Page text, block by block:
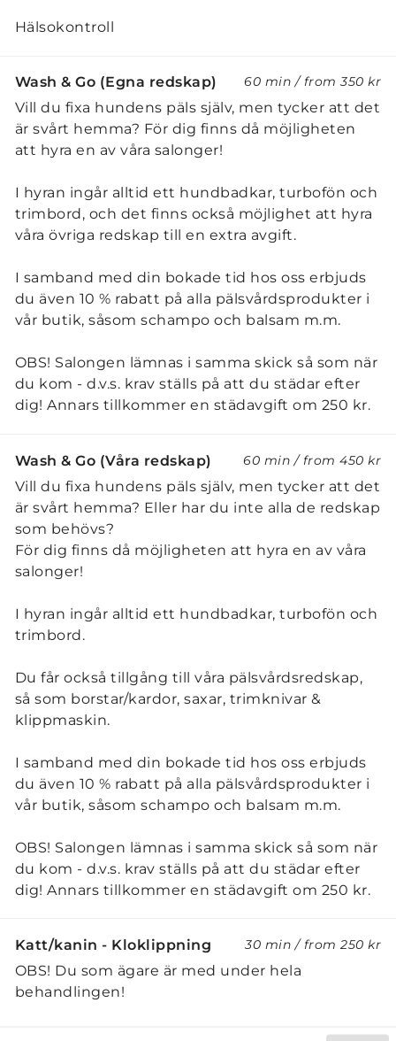
Hälsokontroll
Wash & Go (Egna redskap) 60 min/ from350 kr
Vill du fixa hundens päls själv, men tycker att det
är svårt hemma? För dig finns då möjligheten
att hyra en av våra salonger!
​I hyran ingår alltid ett hundbadkar, turbofön och
trimbord, och det finns också möjlighet att hyra
våra övriga redskap till en extra avgift.
I samband med din bokade tid hos oss erbjuds
du även 10 % rabatt på alla pälsvårdsprodukter i
vår butik, såsom schampo och balsam m.m.
OBS! Salongen lämnas i samma skick så som när
du kom - d.v.s. krav ställs på att du städar efter
dig! Annars tillkommer en städavgift om 250 kr.
Wash & Go (Våra redskap) 60 min/ from450 kr
Vill du fixa hundens päls själv, men tycker att det
är svårt hemma? Eller har du inte alla de redskap
som behövs?
För dig finns då möjligheten att hyra en av våra
salonger!
​I hyran ingår alltid ett hundbadkar, turbofön och
trimbord.
Du får också tillgång till våra pälsvårdsredskap,
så som borstar/kardor, saxar, trimknivar &
klippmaskin.
​I samband med din bokade tid hos oss erbjuds
du även 10 % rabatt på alla pälsvårdsprodukter i
vår butik, såsom schampo och balsam m.m.
OBS! Salongen lämnas i samma skick så som när
du kom - d.v.s. krav ställs på att du städar efter
dig! Annars tillkommer en städavgift om 250 kr.
Katt/kanin - Kloklippning 30 min/ from250 kr
OBS! Du som ägare är med under hela
behandlingen!